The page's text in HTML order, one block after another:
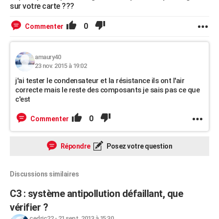
sur votre carte ???
Commenter 0
amaury40
23 nov. 2015 à 19:02
j'ai tester le condensateur et la résistance ils ont l'air
correcte mais le reste des composants je sais pas ce que
c'est
Commenter 0
Répondre Posez votre question
Discussions similaires
C3 : système antipollution défaillant, que
vérifier ?